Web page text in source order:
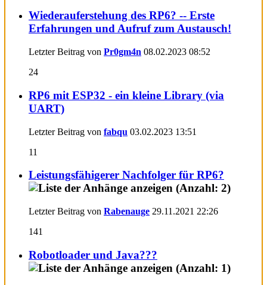
Wiederauferstehung des RP6? -- Erste
Erfahrungen und Aufruf zum Austausch!
Letzter Beitrag von Pr0gm4n 08.02.2023 08:52
24
RP6 mit ESP32 - ein kleine Library (via
UART)
Letzter Beitrag von fabqu 03.02.2023 13:51
11
Leistungsfähigerer Nachfolger für RP6?
Letzter Beitrag von Rabenauge 29.11.2021 22:26
141
Robotloader und Java???